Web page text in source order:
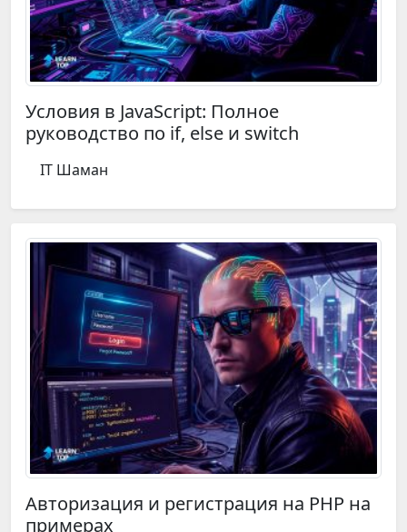
Условия в JavaScript: Полное
руководство по if, else и switch
IT Шаман
Авторизация и регистрация на PHP на
примерах